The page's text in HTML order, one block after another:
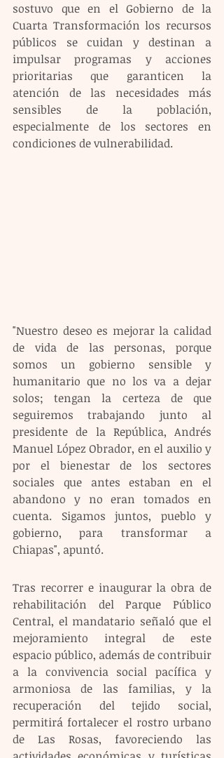
sostuvo que en el Gobierno de la
Cuarta Transformación los recursos
públicos se cuidan y destinan a
impulsar programas y acciones
prioritarias que garanticen la
atención de las necesidades más
sensibles de la población,
especialmente de los sectores en
condiciones de vulnerabilidad.
"Nuestro deseo es mejorar la calidad
de vida de las personas, porque
somos un gobierno sensible y
humanitario que no los va a dejar
solos; tengan la certeza de que
seguiremos trabajando junto al
presidente de la República, Andrés
Manuel López Obrador, en el auxilio y
por el bienestar de los sectores
sociales que antes estaban en el
abandono y no eran tomados en
cuenta. Sigamos juntos, pueblo y
gobierno, para transformar a
Chiapas", apuntó.
Tras recorrer e inaugurar la obra de
rehabilitación del Parque Público
Central, el mandatario señaló que el
mejoramiento integral de este
espacio público, además de contribuir
a la convivencia social pacífica y
armoniosa de las familias, y la
recuperación del tejido social,
permitirá fortalecer el rostro urbano
de Las Rosas, favoreciendo las